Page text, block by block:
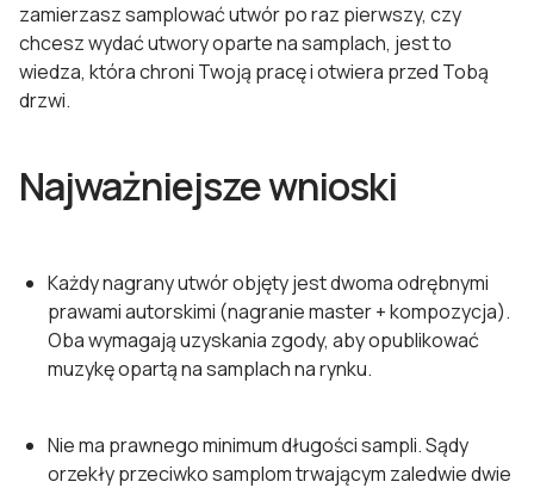
zamierzasz samplować utwór po raz pierwszy, czy
chcesz wydać utwory oparte na samplach, jest to
wiedza, która chroni Twoją pracę i otwiera przed Tobą
drzwi.
Najważniejsze wnioski
Każdy nagrany utwór objęty jest dwoma odrębnymi
prawami autorskimi (nagranie master + kompozycja).
Oba wymagają uzyskania zgody, aby opublikować
muzykę opartą na samplach na rynku.
Nie ma prawnego minimum długości sampli. Sądy
orzekły przeciwko samplom trwającym zaledwie dwie